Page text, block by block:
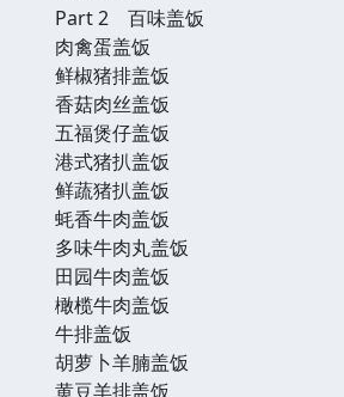
Part 2 百味盖饭
肉禽蛋盖饭
鲜椒猪排盖饭
香菇肉丝盖饭
五福煲仔盖饭
港式猪扒盖饭
鲜蔬猪扒盖饭
蚝香牛肉盖饭
多味牛肉丸盖饭
田园牛肉盖饭
橄榄牛肉盖饭
牛排盖饭
胡萝卜羊腩盖饭
黄豆羊排盖饭